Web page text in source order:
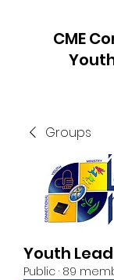
CME
Groups
Youth
Public · 89